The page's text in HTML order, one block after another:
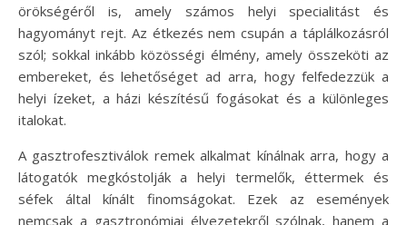
örökségéről is, amely számos helyi specialitást és
hagyományt rejt. Az étkezés nem csupán a táplálkozásról
szól; sokkal inkább közösségi élmény, amely összeköti az
embereket, és lehetőséget ad arra, hogy felfedezzük a
helyi ízeket, a házi készítésű fogásokat és a különleges
italokat.
A gasztrofesztiválok remek alkalmat kínálnak arra, hogy a
látogatók megkóstolják a helyi termelők, éttermek és
séfek által kínált finomságokat. Ezek az események
nemcsak a gasztronómiai élvezetekről szólnak, hanem a